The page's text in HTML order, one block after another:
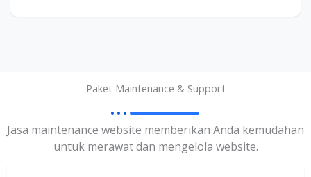
Paket Maintenance & Support
Jasa maintenance website memberikan Anda kemudahan
untuk merawat dan mengelola website.